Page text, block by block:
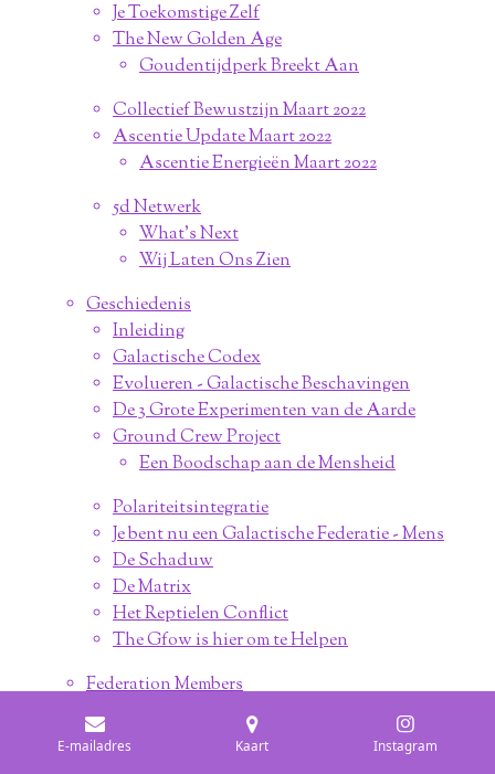
Je Toekomstige Zelf
The New Golden Age
Goudentijdperk Breekt Aan
Collectief Bewustzijn Maart 2022
Ascentie Update Maart 2022
Ascentie Energieën Maart 2022
5d Netwerk
What's Next
Wij Laten Ons Zien
Geschiedenis
Inleiding
Galactische Codex
Evolueren - Galactische Beschavingen
De 3 Grote Experimenten van de Aarde
Ground Crew Project
Een Boodschap aan de Mensheid
Polariteitsintegratie
Je bent nu een Galactische Federatie - Mens
De Schaduw
De Matrix
Het Reptielen Conflict
The Gfow is hier om te Helpen
Federation Members
▸ Wie zijn de Pleiaden?
Contact de Pleiaden
E-mailadres Kaart Instagram